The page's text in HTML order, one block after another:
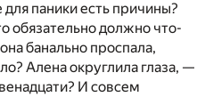
для паники есть причины?
обязательно должно что-
банально проспала,
Алена округлила глаза, —
И совсем